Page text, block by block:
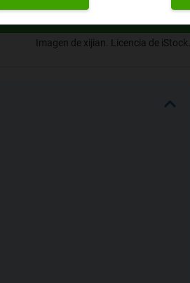
Imagen de xijian. Licencia de iStock.